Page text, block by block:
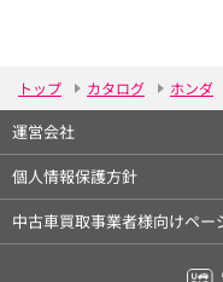
トップ カタログ ホンダ
運営会社
個人情報保護方針
中古車買取事業者様向けペー